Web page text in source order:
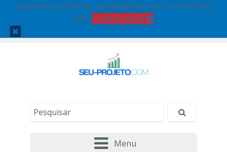
Aproveite as Ofertas de 08/08! Ofertas Com Até 60%
OFF! CLIQUE AQUI!
Menu